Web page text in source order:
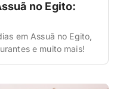
no Egito:
em Assuã no Egito,
e muito mais!